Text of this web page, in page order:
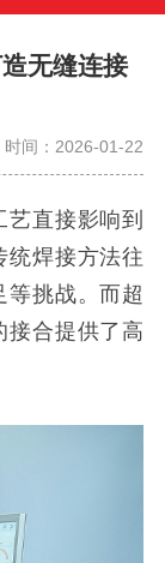
无缝连接
时间：2026-01-22
直接影响到
统焊接方法往
等挑战。而超
接合提供了高